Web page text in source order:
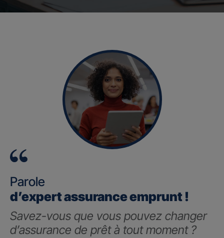
Parole
d’expert assurance emprunt !
Savez-vous que vous pouvez changer
d’assurance de prêt à tout moment ?